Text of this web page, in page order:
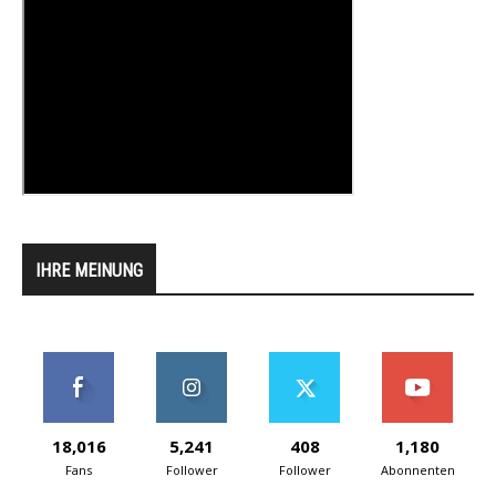
IHRE MEINUNG
18,016
Fans
5,241
Follower
408
Follower
1,180
Abonnenten